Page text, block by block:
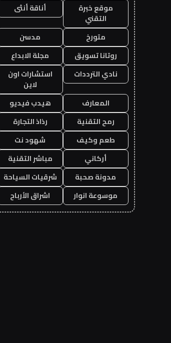
موقع خبرة
التقني
أناقة أنثى
متورخ
مدسن
روتانا تسويق
مجلة الابداع
نادي الترددات
استشارات اون
لاين
المعارف
هيدب فيديو
رمح التقنية
رذاذ التجارة
طعم وكيف
شهود نت
أركاني
مباشر التقنية
مدونة صحبة
شرقيات السياحة
موسوعة انوار
اشراق الأرباح